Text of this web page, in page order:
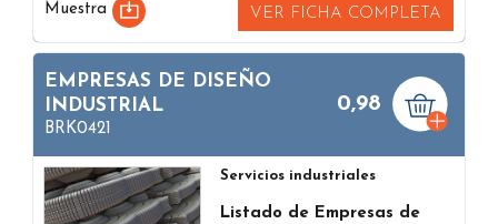
Muestra VER FICHA COMPLETA
EMPRESAS DE DISEÑO
INDUSTRIAL
BRK0421
0,98
Servicios industriales
Listado de Empresas de